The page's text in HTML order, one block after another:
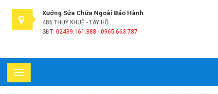
Xưởng Sửa Chữa Ngoài Bảo Hành
486 THỤY KHUÊ - TÂY HỒ
SĐT: 02439.161.888 - 0965.663.787
Toggle
navigation